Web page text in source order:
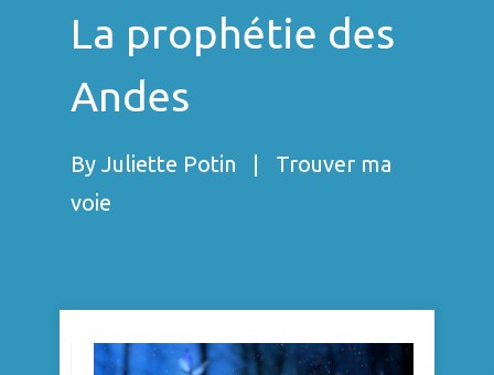
La prophétie des
Andes
By Juliette Potin
Trouver ma
voie